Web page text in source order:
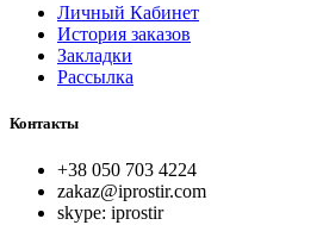
Личный Кабинет
История заказов
Закладки
Рассылка
Контакты
+38 050 703 4224
zakaz@iprostir.com
skype: iprostir